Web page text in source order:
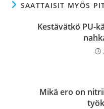
SAATTAISIT MYÖS
Kestävätkö PU-
Mikä ero on